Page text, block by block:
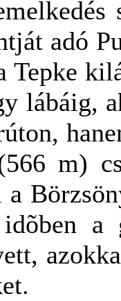
adó
Tepke
lábáig,
m)
a